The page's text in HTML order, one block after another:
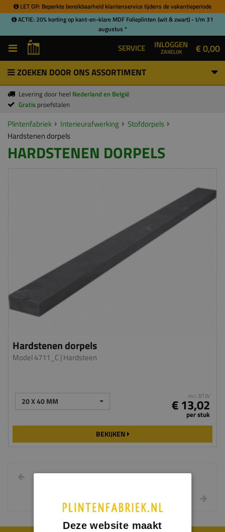
LET OP: Beperkte bereikbaarheid klantenservice tijdens de vakantieperiode
ACTIE: 20% korting op kant-en-klare MDF Folieplinten (wit & zwart) - t/m 31
augustus *
SERVICE INLOGGEN
ZAKELIJK € 0,00
ZOEKEN DOOR ONS ASSORTIMENT
Levering door heel Nederland en België
Gratis proefstalen
Plintenfabriek Interieurafwerking
Stofdorpels
Hardstenen dorpels
HARDSTENEN DORPELS
Hardstenen dorpels
Model 4711_C| Hardsteen
20 X 40 MM incl. BTW
€ 13,02
per stuk
BEKIJKEN
Deze website maakt